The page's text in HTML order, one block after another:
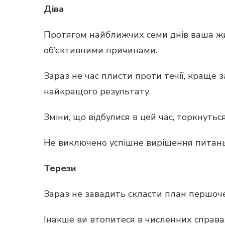
Діва
Протягом найближчих семи днів ваша
об’єктивними причинами.
Зараз не час плисти проти течії, краще
найкращого результату.
Зміни, що відбулися в цей час,
Не виключено успішне вирішення
Терези
Зараз не завадить скласти план
Інакше ви втопитеся в численних